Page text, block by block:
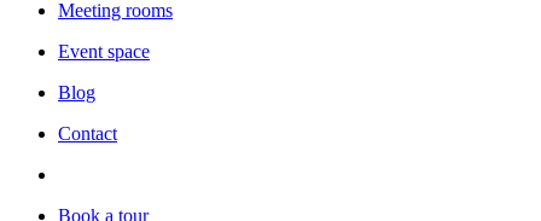
Meeting rooms
Event space
Blog
Contact
Book a tour